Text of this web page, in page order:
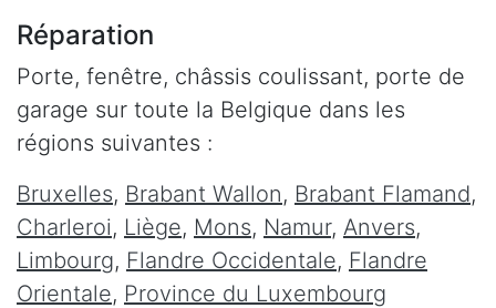
Réparation
Porte, fenêtre, châssis coulissant, porte de
garage sur toute la Belgique dans les
régions suivantes :
Bruxelles, Brabant Wallon, Brabant Flamand,
Charleroi, Liège, Mons, Namur, Anvers,
Limbourg, Flandre Occidentale, Flandre
Orientale, Province du Luxembourg